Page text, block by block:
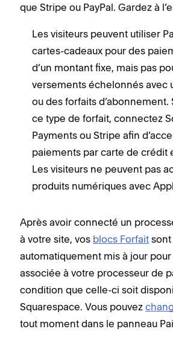
que Stripe ou PayPal. Gardez à
Les visiteurs peuvent utiliser
cartes-cadeaux pour des
d’un montant fixe, mais pas
versements échelonnés avec
ou des forfaits d’abonnement.
ce type de forfait, connectez
Payments ou Stripe afin
paiements par carte de crédit
Les visiteurs ne peuvent pas
produits numériques avec
Après avoir connecté un
à votre site, vos blocs Forfait sont
automatiquement mis à jour
associée à votre processeur de
condition que celle-ci soit
Squarespace. Vous pouvez
tout moment dans le panneau